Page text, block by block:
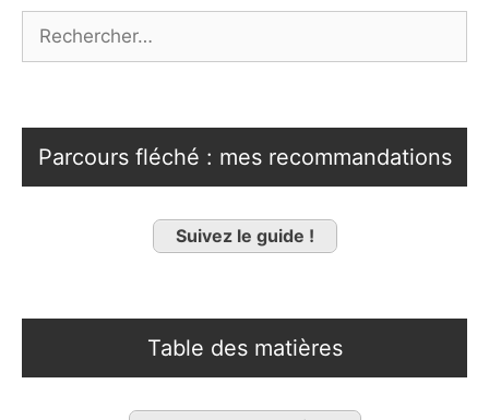
Parcours fléché : mes recommandations
Suivez le guide !
Table des matières